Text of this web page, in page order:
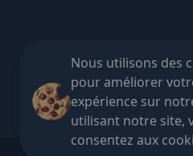
Nous utilisons des
pour améliorer
expérience sur
utilisant notre site,
consentez aux
Livraison gratuite